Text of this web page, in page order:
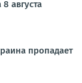
августа
пропадает